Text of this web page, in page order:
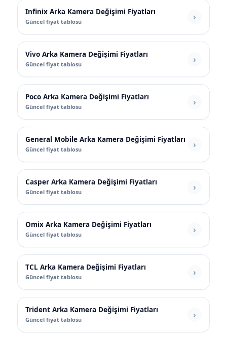
Infinix Arka Kamera Değişimi Fiyatları
Güncel fiyat tablosu
Vivo Arka Kamera Değişimi Fiyatları
Güncel fiyat tablosu
Poco Arka Kamera Değişimi Fiyatları
Güncel fiyat tablosu
General Mobile Arka Kamera Değişimi Fiyatları
Güncel fiyat tablosu
Casper Arka Kamera Değişimi Fiyatları
Güncel fiyat tablosu
Omix Arka Kamera Değişimi Fiyatları
Güncel fiyat tablosu
TCL Arka Kamera Değişimi Fiyatları
Güncel fiyat tablosu
Trident Arka Kamera Değişimi Fiyatları
Güncel fiyat tablosu